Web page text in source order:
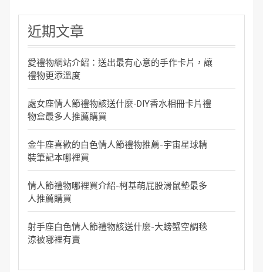
近期文章
愛禮物網站介紹：送出最有心意的手作卡片，讓
禮物更添溫度
處女座情人節禮物該送什麼-DIY香水相冊卡片禮
物盒最多人推薦購買
金牛座喜歡的白色情人節禮物推薦-宇宙星球精
裝筆記本哪裡買
情人節禮物哪裡買介紹-柯基萌屁股滑鼠墊最多
人推薦購買
射手座白色情人節禮物該送什麼-大螃蟹空調毯
涼被哪裡有賣